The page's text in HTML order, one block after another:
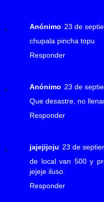
Anónimo 23 de
chupala pincha topu
Responder
Anónimo 23 de
Que desastre, no
Responder
jajejijoju 23 de
de local van 500 y
jejeje iluso
Responder